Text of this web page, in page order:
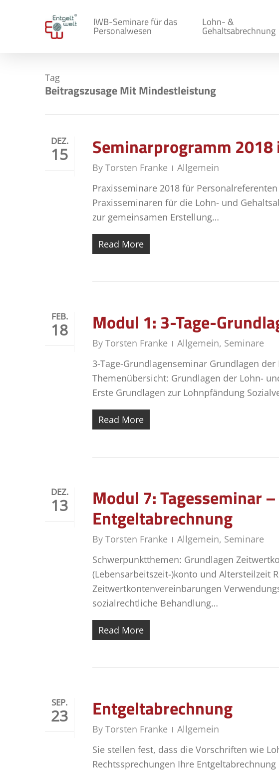
IWB-Seminare für das
Personalwesen
Lohn- &
Gehaltsabrechnung
Tag
Beitragszusage Mit Mindestleistung
DEZ.
15 Seminarprogramm 2018
By Torsten Franke
Allgemein
Praxisseminare 2018 für
Praxisseminaren für die Lohn- und
zur gemeinsamen Erstellung…
Read More
FEB.
18 Modul 1: 3-Tage-
By Torsten Franke Allgemein, Seminare
3-Tage-Grundlagenseminar Grundlagen
Themenübersicht: Grundlagen der Lohn-
Erste Grundlagen zur Lohnpfändung
Read More
DEZ.
13 Modul 7: Tagesseminar
Entgeltabrechnung
By Torsten Franke Allgemein, Seminare
Schwerpunktthemen: Grundlagen
(Lebensarbeitszeit-)konto und Altersteilzeit
Zeitwertkontenvereinbarungen
sozialrechtliche Behandlung…
Read More
SEP.
23 Entgeltabrechnung
By Torsten Franke
Allgemein
Sie stellen fest, dass die Vorschriften wie
Rechtssprechungen Ihre